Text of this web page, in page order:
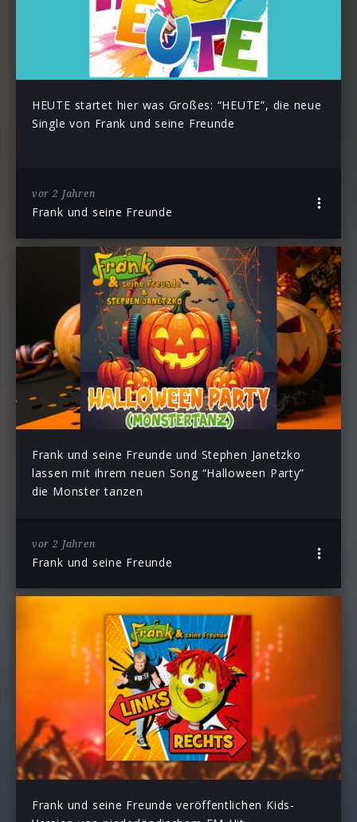
HEUTE startet hier was Großes: “HEUTE”, die neue
Single von Frank und seine Freunde
vor 2 Jahren
Frank und seine Freunde
Frank und seine Freunde und Stephen Janetzko
lassen mit ihrem neuen Song “Halloween Party”
die Monster tanzen
vor 2 Jahren
Frank und seine Freunde
Frank und seine Freunde veröffentlichen Kids-